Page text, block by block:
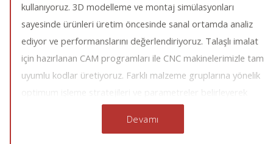
kullanıyoruz. 3D modelleme ve montaj simülasyonları
sayesinde ürünleri üretim öncesinde sanal ortamda analiz
ediyor ve performanslarını değerlendiriyoruz. Talaşlı imalat
için hazırlanan CAM programları ile CNC makinelerimizle tam
uyumlu kodlar üretiyoruz. Farklı malzeme gruplarına yönelik
optimum işleme stratejileri ve parametreler belirleyerek
Devamı